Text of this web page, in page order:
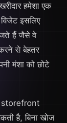
हमेशा एक
इसलिए
हैं जैसे वे
से बेहतर
मंशा को छोटे
storefront
है, बिना खोज